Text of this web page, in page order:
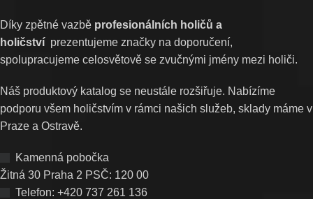
Díky zpětné vazbě profesionálních holičů a
holičství prezentujeme značky na doporučení,
spolupracujeme celosvětově se zvučnými jmény mezi holiči.
Náš produktový katalog se neustále rozšiřuje. Nabízíme
podporu všem holičstvím v rámci našich služeb, sklady máme v
Praze a Ostravě.
Kamenná pobočka
Žitná 30 Praha 2 PSČ: 120 00
Telefon: +420 737 261 136